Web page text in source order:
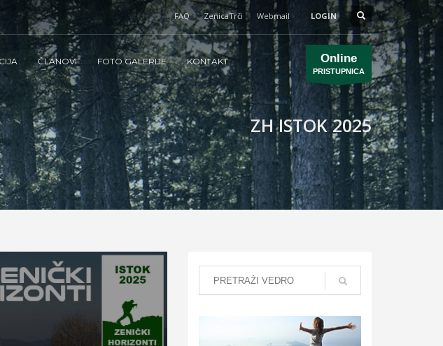
FAQ ZenicaTrči Webmail LOGIN
ČLANOVI FOTO GALERIJE KONTAKT Online
PRISTUPNICA
ZH ISTOK 2025